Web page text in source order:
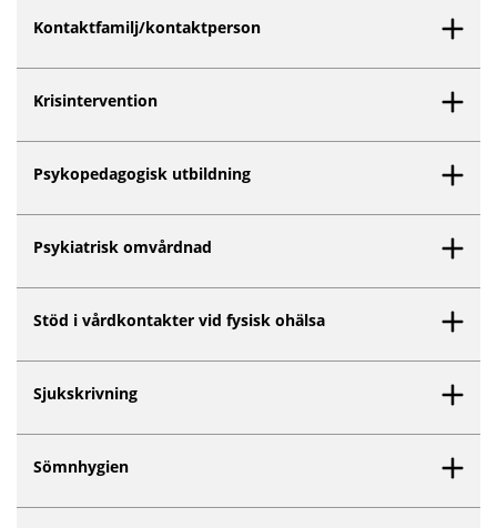
Kontaktfamilj/kontaktperson
Krisintervention
Psykopedagogisk utbildning
Psykiatrisk omvårdnad
Stöd i vårdkontakter vid fysisk ohälsa
Sjukskrivning
Sömnhygien